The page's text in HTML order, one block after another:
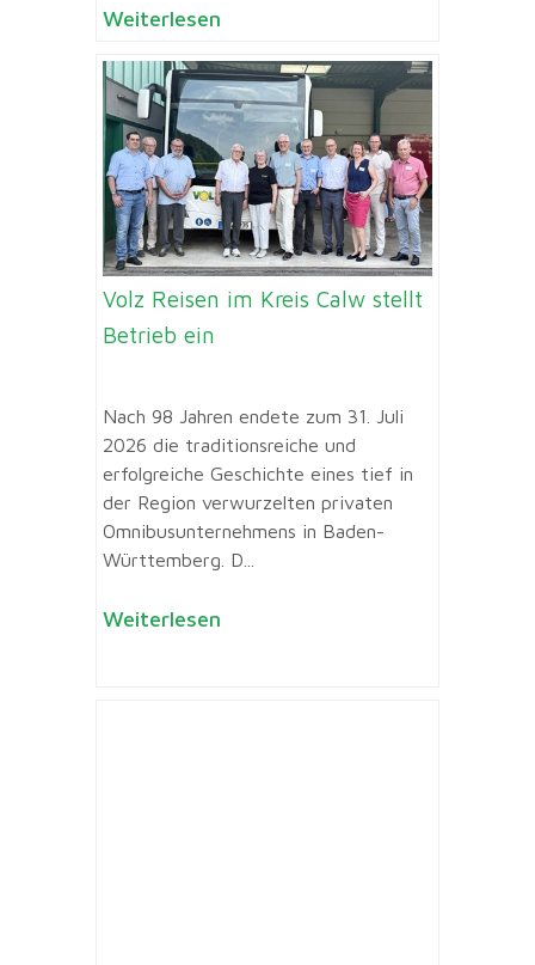
Weiterlesen
Volz Reisen im Kreis Calw stellt
Betrieb ein
Nach 98 Jahren endete zum 31. Juli
2026 die traditionsreiche und
erfolgreiche Geschichte eines tief in
der Region verwurzelten privaten
Omnibusunternehmens in Baden-
Württemberg. D...
Weiterlesen